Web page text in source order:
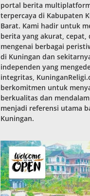
portal berita
terpercaya di Kabupaten
Barat. Kami hadir untuk
berita yang akurat, cepat,
mengenai berbagai
di Kuningan dan
independen yang
integritas,
berkomitmen untuk
berkualitas dan
menjadi referensi utama
Kuningan.